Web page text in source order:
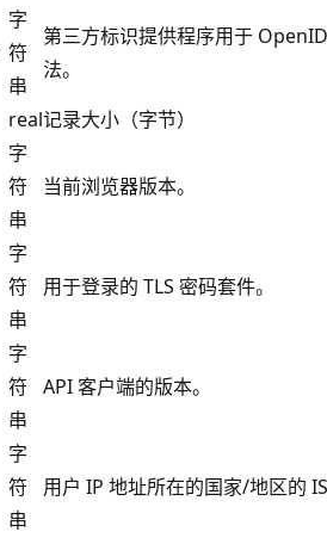
字
符
串
第三方标识提供程序用于
法。
real记录大小（字节）
字
符
串
当前浏览器版本。
字
符
串
用于登录的 TLS 密码套件。
字
符
串
API 客户端的版本。
字
符
串
用户 IP 地址所在的国家/地区的